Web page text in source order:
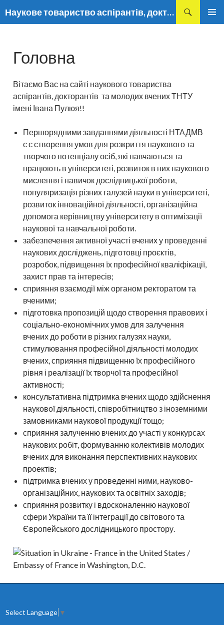
Наукове товариство аспірантів, докторантів та молодих вчених
Головна
Вітаємо Вас на сайті наукового товариства
аспірантів, докторантів та молодих вчених ТНТУ
імені Івана Пулюя!!
Першорядними завданнями діяльності НТАДМВ
є є створення умов для розкриття наукового та
творчого потенціалу осіб, які навчаються та
працюють в університеті, розвиток в них наукового
мислення і навичок дослідницької роботи,
популяризація різних галузей науки в університеті,
розвиток інноваційної діяльності, організаційна
допомога керівництву університету в оптимізації
наукової та навчальної роботи.
забезпечення активної участі вчених у проведенні
наукових досліджень, підготовці проєктів,
розробок, підвищення їх професійної кваліфікації,
захист прав та інтересів;
сприяння взаємодії між органом ректоратом та
вченими;
підготовка пропозицій щодо створення правових і
соціально-економічних умов для залучення
вчених до роботи в різних галузях науки,
стимулювання професійної діяльності молодих
вчених, сприяння підвищенню їх професійного
рівня і реалізації їх творчої та професійної
активності;
консультативна підтримка вчених щодо здійснення
наукової діяльності, співробітництво з іноземними
замовниками наукової продукції тощо;
сприяння залученню вчених до участі у конкурсах
наукових робіт, формуванню колективів молодих
вчених для виконання перспективних наукових
проектів;
підтримка вчених у проведенні ними, науково-
організаційних, наукових та освітніх заходів;
сприяння розвитку і вдосконаленню наукової
сфери України та її інтеграції до світового та
Європейського дослідницького простору.
Select Language ▼